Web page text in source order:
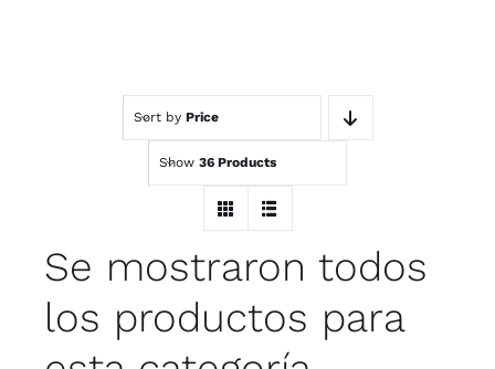
Sort by Price
Show 36 Products
Se mostraron todos
los productos para